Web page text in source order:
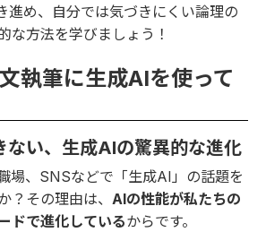
め、自分では気づきにくい論理の
な方法を学びましょう！
執筆に生成AIを使って
ない、生成AIの驚異的な進化
場、SNSなどで「生成AI」の話題を
？その理由は、 AIの性能が私たちの
ドで進化しているからです。